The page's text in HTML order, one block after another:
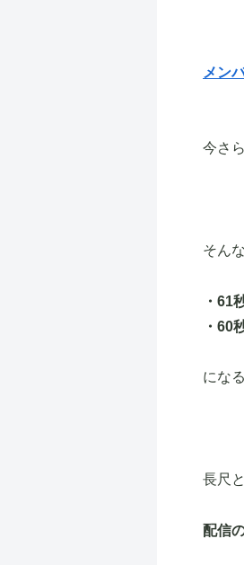
メン
今さ
そん
・61
・60
にな
長尺
配信